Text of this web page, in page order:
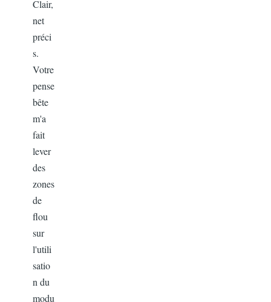
Clair,
net
préci
s.
Votre
pense
bête
m'a
fait
lever
des
zones
de
flou
sur
l'utili
satio
n du
modu